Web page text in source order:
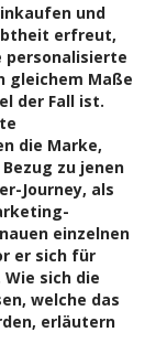
und
erfreut,
personalisierte
gleichem Maße
der Fall ist.
die Marke,
zu jenen
Journey, als
einzelnen
er sich für
sich die
welche das
erläutern